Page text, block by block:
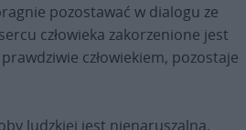
pozostawać w dialogu ze
człowieka zakorzenione jest
człowiekiem, pozostaje
ludzkiej jest nienaruszalna,